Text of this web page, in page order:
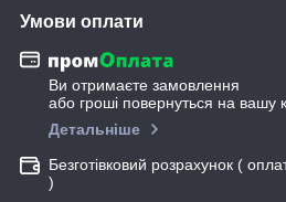
Умови оплати
Ви отримаєте замовлення
або гроші повернуться на вашу
Детальніше
Безготівковий розрахунок (
)